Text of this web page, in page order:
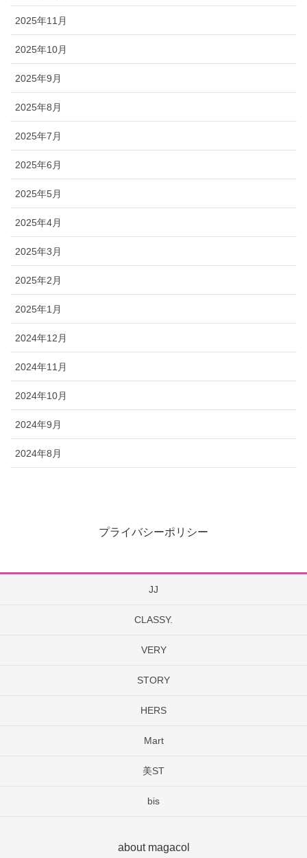
2025年11月
2025年10月
2025年9月
2025年8月
2025年7月
2025年6月
2025年5月
2025年4月
2025年3月
2025年2月
2025年1月
2024年12月
2024年11月
2024年10月
2024年9月
2024年8月
プライバシーポリシー
JJ
CLASSY.
VERY
STORY
HERS
Mart
美ST
bis
about magacol